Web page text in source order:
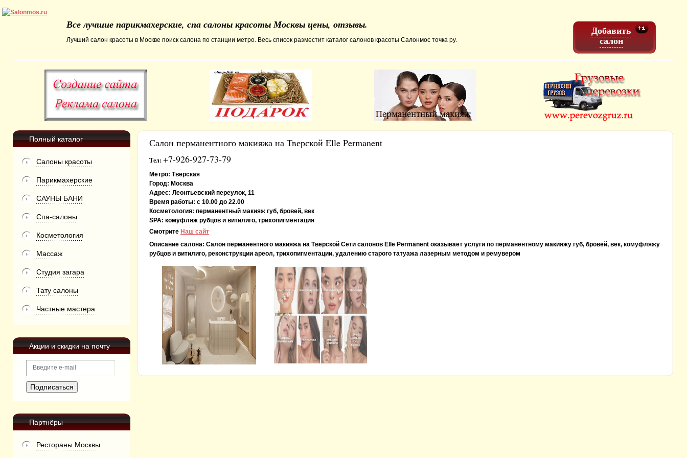
Добавить
салон
Все лучшие парикмахерские, спа салоны красоты Москвы цены, отзывы.
Лучший салон красоты в Москве поиск салона по станции метро. Весь список разместит каталог салонов красоты Салонмос точка ру.
Полный каталог
Салоны красоты
Парикмахерские
САУНЫ БАНИ
Спа-салоны
Косметология
Массаж
Студия загара
Тату салоны
Частные мастера
Акции и скидки на почту
Партнёры
Рестораны Москвы
Салон перманентного макияжа на Тверской Elle Permanent
Тел: +7-926-927-73-79
Метро: Тверская
Город: Москва
Адрес: Леонтьевский переулок, 11
Время работы: с 10.00 до 22.00
Косметология: перманентный макияж губ, бровей, век
SPA: комуфляж рубцов и витилиго, трихопигментация
Смотрите Наш сайт
Описание салона: Салон перманентного макияжа на Тверской Сети салонов Elle Permanent оказывает услуги по перманентному макияжу губ, бровей, век, комуфляжу
рубцов и витилиго, реконструкции ареол, трихопигментации, удалению старого татуажа лазерным методом и ремувером